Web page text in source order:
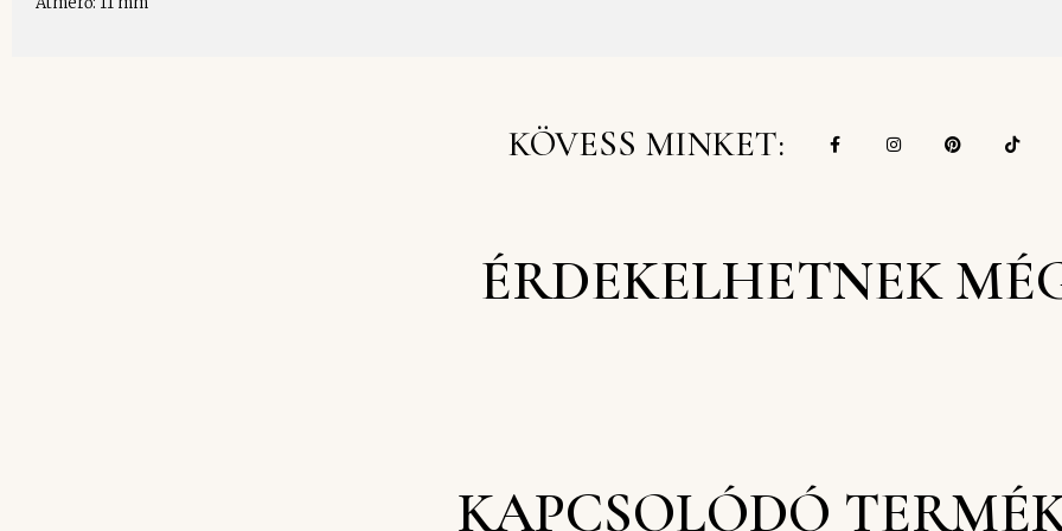
KÖVESS MINKET:
ÉRDEKELHETNEK
KAPCSOLÓDÓ